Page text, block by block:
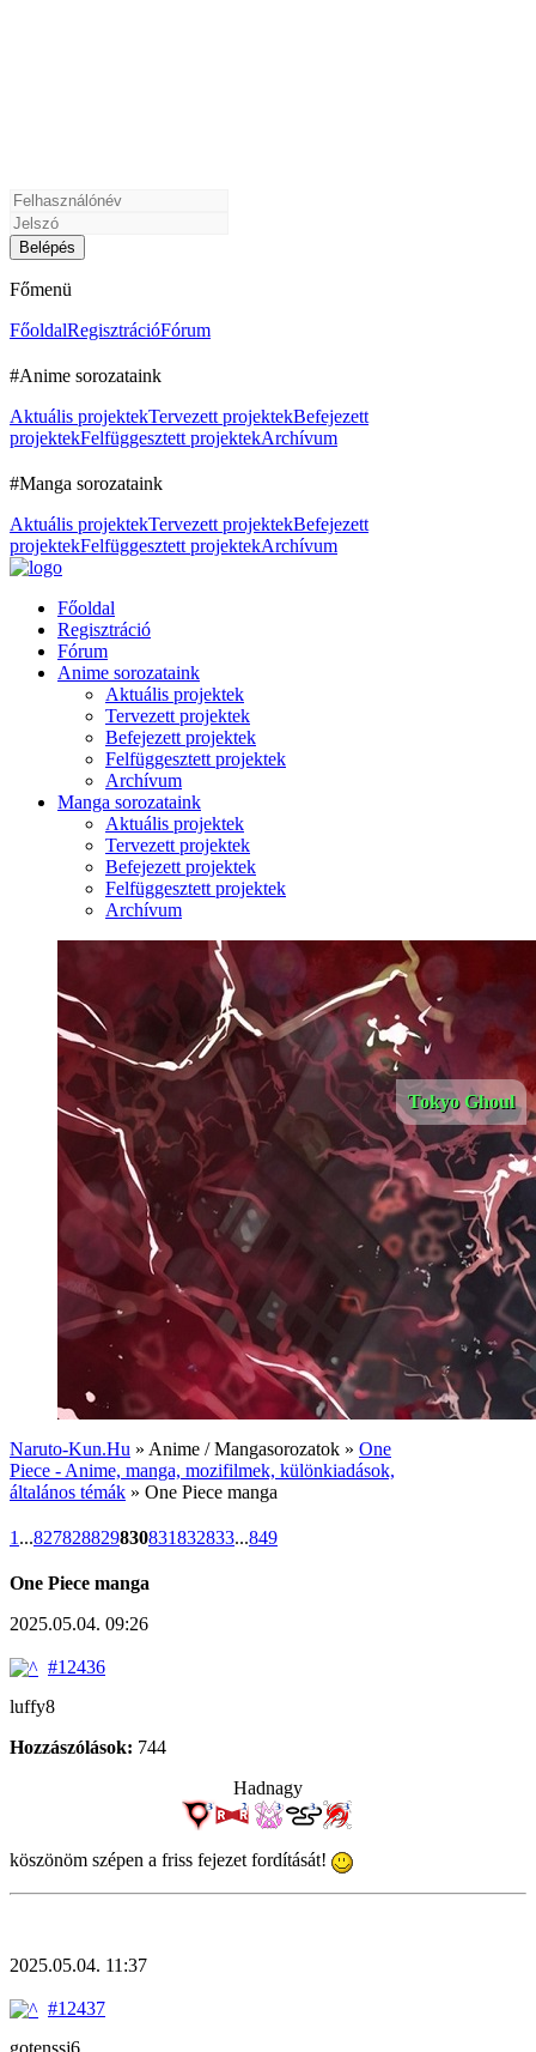
Főmenü
FőoldalRegisztrációFórum
#Anime sorozataink
Aktuális projektekTervezett projektekBefejezett
projektekFelfüggesztett projektekArchívum
#Manga sorozataink
Aktuális projektekTervezett projektekBefejezett
projektekFelfüggesztett projektekArchívum
Főoldal
Regisztráció
Fórum
Anime sorozataink
Aktuális projektek
Tervezett projektek
Befejezett projektek
Felfüggesztett projektek
Archívum
Manga sorozataink
Aktuális projektek
Tervezett projektek
Befejezett projektek
Felfüggesztett projektek
Archívum
Tokyo Ghoul
Naruto-Kun.Hu » Anime / Mangasorozatok » One
Piece - Anime, manga, mozifilmek, különkiadások,
általános témák » One Piece manga
1 ...827828829830831832833...849
One Piece manga
2025.05.04. 09:26
#12436
luffy8
Hozzászólások: 744
Hadnagy
köszönöm szépen a friss fejezet fordítását!
2025.05.04. 11:37
#12437
gotenssj6